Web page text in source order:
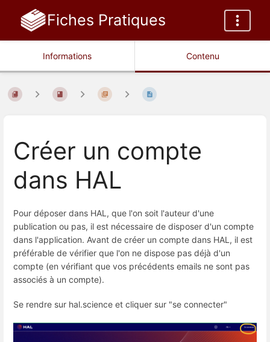
Fiches Pratiques
Informations Contenu
Créer un compte
dans HAL
Pour déposer dans HAL, que l'on soit l'auteur d'une
publication ou pas, il est nécessaire de disposer d'un compte
dans l'application. Avant de créer un compte dans HAL, il est
préférable de vérifier que l'on ne dispose pas déjà d'un
compte (en vérifiant que vos précédents emails ne sont pas
associés à un compte).
Se rendre sur hal.science et cliquer sur "se connecter"